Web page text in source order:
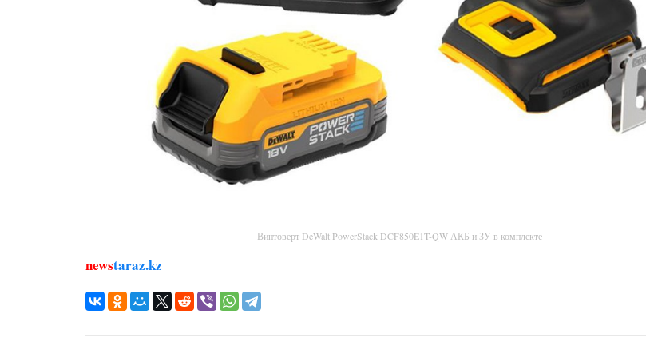
Винтоверт DeWalt PowerStack DCF850E1T-QW АКБ и ЗУ в комплекте
newstaraz.kz